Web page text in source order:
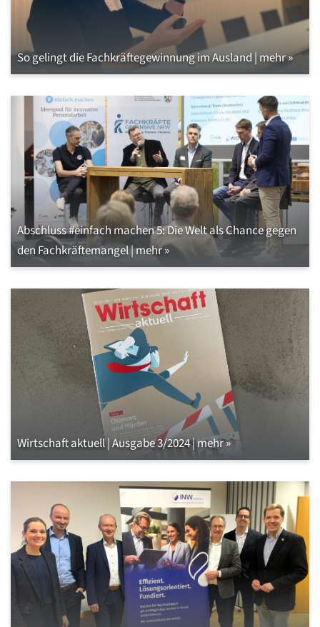
So gelingt die Fachkräftegewinnung im Ausland | mehr »
Abschluss #einfach machen 5: Die Welt als Chance gegen
den Fachkräftemangel | mehr »
Wirtschaft aktuell | Ausgabe 3/2024 | mehr »